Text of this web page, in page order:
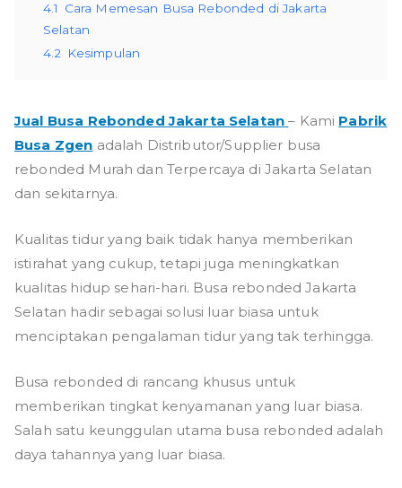
4.1
Cara Memesan Busa Rebonded di Jakarta
Selatan
4.2
Kesimpulan
Jual Busa Rebonded Jakarta Selatan – Kami Pabrik
Busa Zgen adalah Distributor/Supplier busa
rebonded Murah dan Terpercaya di Jakarta Selatan
dan sekitarnya.
Kualitas tidur yang baik tidak hanya memberikan
istirahat yang cukup, tetapi juga meningkatkan
kualitas hidup sehari-hari. Busa rebonded Jakarta
Selatan hadir sebagai solusi luar biasa untuk
menciptakan pengalaman tidur yang tak terhingga.
Busa rebonded di rancang khusus untuk
memberikan tingkat kenyamanan yang luar biasa.
Salah satu keunggulan utama busa rebonded adalah
daya tahannya yang luar biasa.